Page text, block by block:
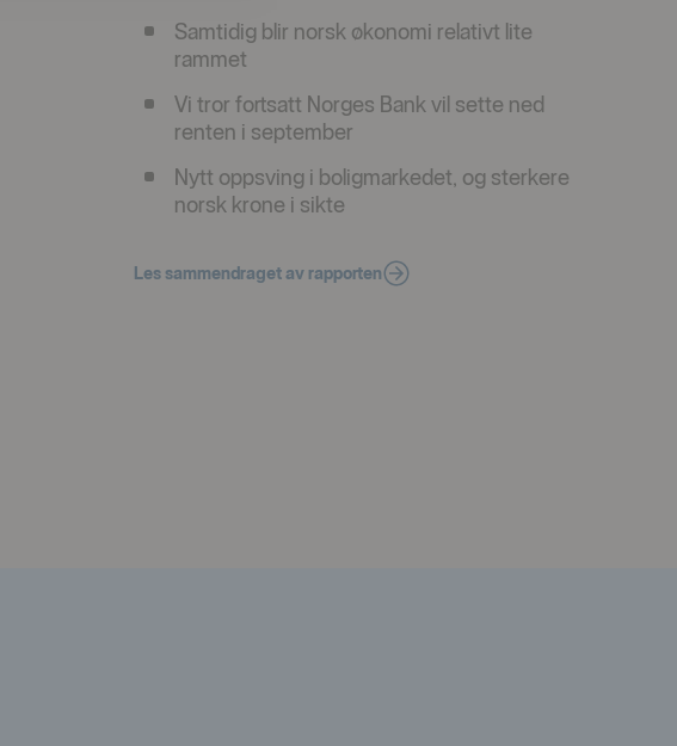
Samtidig blir norsk økonomi relativt lite
rammet
Vi tror fortsatt Norges Bank vil sette ned
renten i september
Nytt oppsving i boligmarkedet, og sterkere
norsk krone i sikte
Les sammendraget av rapporten